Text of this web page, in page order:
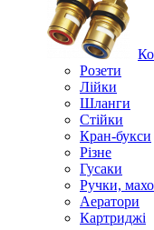
Розети
Лійки
Шланги
Стійки
Кран-букси
Різне
Гусаки
Ручки,
Аератори
Картриджі